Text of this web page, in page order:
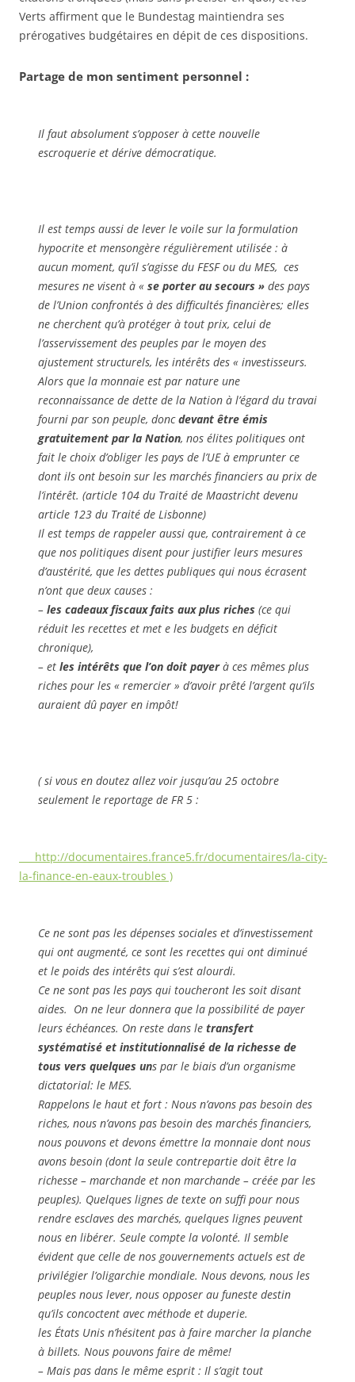
Verts affirment que le Bundestag maintiendra ses
prérogatives budgétaires en dépit de ces dispositions.
Partage de mon sentiment personnel :
Il faut absolument s’opposer à cette nouvelle
escroquerie et dérive démocratique.
Il est temps aussi de lever le voile sur la formulation
hypocrite et mensongère régulièrement utilisée : à
aucun moment, qu’il s’agisse du FESF ou du MES, ces
mesures ne visent à « se porter au secours » des pays
de l’Union confrontés à des difficultés financières; elles
ne cherchent qu’à protéger à tout prix, celui de
l’asservissement des peuples par le moyen des
ajustement structurels, les intérêts des « investisseurs.
Alors que la monnaie est par nature une
reconnaissance de dette de la Nation à l’égard du travai
fourni par son peuple, doncdevant être émis
gratuitement par la Nation, nos élites politiques ont
fait le choix d’obliger les pays de l’UE à emprunter ce
dont ils ont besoin sur les marchés financiers au prix de
l’intérêt. (article 104 du Traité de Maastricht devenu
article 123 du Traité de Lisbonne)
Il est temps de rappeler aussi que, contrairement à ce
que nos politiques disent pour justifier leurs mesures
d’austérité, que les dettes publiques qui nous écrasent
n’ont que deux causes :
– les cadeaux fiscaux faits aux plus riches (ce qui
réduit les recettes et met e les budgets en déficit
chronique),
– et les intérêts que l’on doit payerà ces mêmes plus
riches pour les « remercier » d’avoir prêté l’argent qu’ils
auraient dû payer en impôt!
( si vous en doutez allez voir jusqu’au 25 octobre
seulement le reportage de FR 5 :
http://documentaires.france5.fr/documentaires/la-city-
la-finance-en-eaux-troubles )
Ce ne sont pas les dépenses sociales et d’investissement
qui ont augmenté, ce sont les recettes qui ont diminué
et le poids des intérêts qui s’est alourdi.
Ce ne sont pas les pays qui toucheront les soit disant
aides. On ne leur donnera que la possibilité de payer
leurs échéances. On reste dans le transfert
systématisé et institutionnalisé de la richesse de
tous vers quelques uns par le biais d’un organisme
dictatorial: le MES.
Rappelons le haut et fort : Nous n’avons pas besoin des
riches, nous n’avons pas besoin des marchés financiers,
nous pouvons et devons émettre la monnaie dont nous
avons besoin (dont la seule contrepartie doit être la
richesse – marchande et non marchande – créée par les
peuples). Quelques lignes de texte on suffi pour nous
rendre esclaves des marchés, quelques lignes peuvent
nous en libérer. Seule compte la volonté. Il semble
évident que celle de nos gouvernements actuels est de
privilégier l’oligarchie mondiale. Nous devons, nous les
peuples nous lever, nous opposer au funeste destin
qu’ils concoctent avec méthode et duperie.
les États Unis n’hésitent pas à faire marcher la planche
à billets. Nous pouvons faire de même!
– Mais pas dans le même esprit : Il s’agit tout